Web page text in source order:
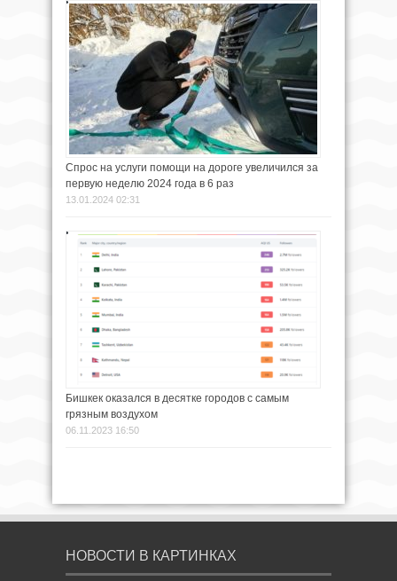
Спрос на услуги помощи на дороге увеличился за
первую неделю 2024 года в 6 раз
13.01.2024 02:31
Бишкек оказался в десятке городов с самым
грязным воздухом
06.11.2023 16:50
НОВОСТИ В КАРТИНКАХ